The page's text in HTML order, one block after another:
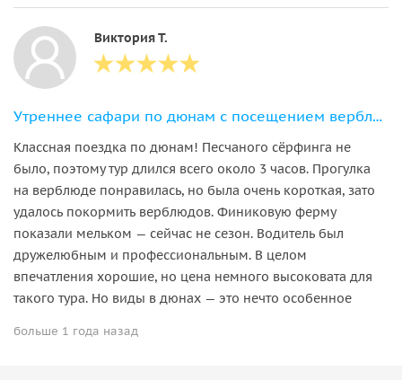
Виктория Т.
Утреннее сафари по дюнам с посещением верблюжьей и финиковой фермы
Классная поездка по дюнам! Песчаного сёрфинга не
было, поэтому тур длился всего около 3 часов. Прогулка
на верблюде понравилась, но была очень короткая, зато
удалось покормить верблюдов. Финиковую ферму
показали мельком — сейчас не сезон. Водитель был
дружелюбным и профессиональным. В целом
впечатления хорошие, но цена немного высоковата для
такого тура. Но виды в дюнах — это нечто особенное
больше 1 года назад